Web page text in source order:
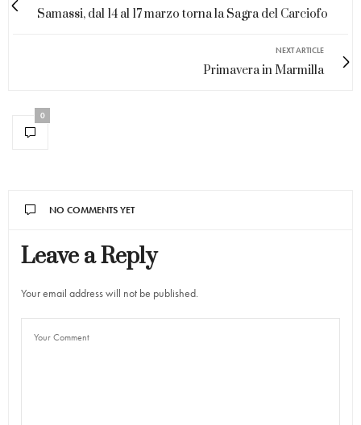
Samassi, dal 14 al 17 marzo torna la Sagra del Carciofo
NEXT ARTICLE
Primavera in Marmilla
0
NO COMMENTS YET
Leave a Reply
Your email address will not be published.